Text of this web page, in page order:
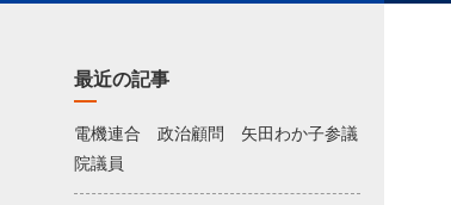
最近の記事
電機連合 政治顧問 矢田わか子参議
院議員